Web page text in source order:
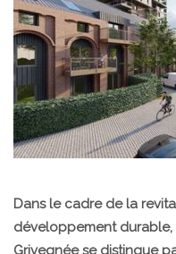
Dans le cadre de la
développement durable,
Grivegnée se distingue